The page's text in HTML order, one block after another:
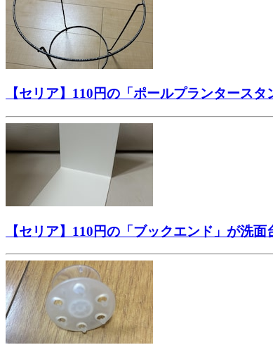
【セリア】110円の「ポールプランタース
【セリア】110円の「ブックエンド」が洗